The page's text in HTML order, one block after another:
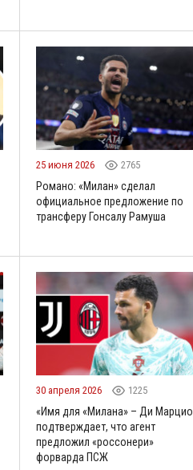
25 июня 2026 2765
Романо: «Милан» сделал
официальное предложение по
трансферу Гонсалу Рамуша
30 апреля 2026 1225
«Имя для «Милана» – Ди Марцио
подтверждает, что агент
предложил «россонери»
форварда ПСЖ